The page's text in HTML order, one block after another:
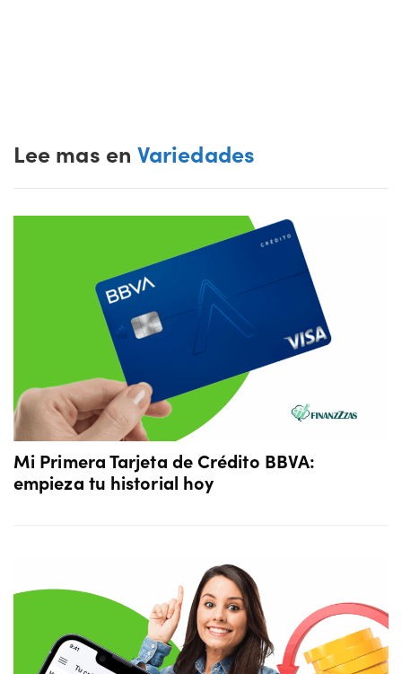
Lee mas en Variedades
Mi Primera Tarjeta de Crédito BBVA:
empieza tu historial hoy